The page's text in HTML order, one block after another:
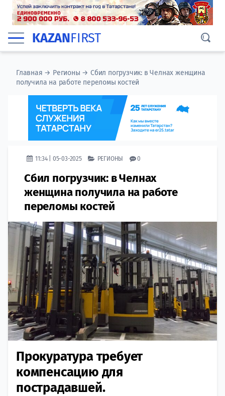
KAZANFIRST
Главная → Регионы →Сбил погрузчик: в Челнах женщина
получила на работе переломы костей
11:34 | 05-03-2025 РЕГИОНЫ 0
Сбил погрузчик: в Челнах
женщина получила на работе
переломы костей
Прокуратура требует
компенсацию для
пострадавшей.